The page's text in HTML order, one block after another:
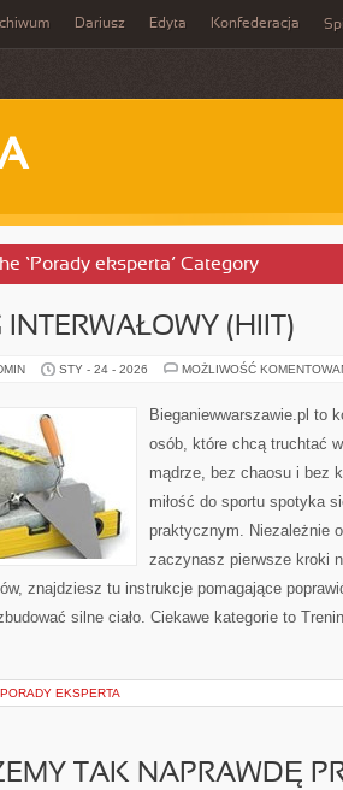
Dariusz Edyta Konfederacja
‘Porady eksperta’ Category
INTERWAŁOWY (HIIT)
STY - 24 - 2026 MOŻLIWOŚĆ
Bieganiewwarszawie.pl to
osób, które chcą truchtać
mądrze, bez chaosu i bez
miłość do sportu spotyka
praktycznym. Niezależnie
zaczynasz pierwsze kroki
znajdziesz tu instrukcje pomagające
silne ciało. Ciekawe kategorie to
PORADY EKSPERTA
TAK NAPRAWDĘ